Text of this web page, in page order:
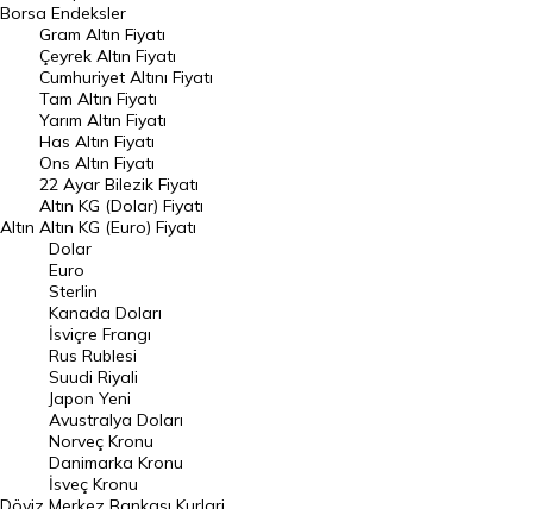
Raporlar
Endeksler
DÖVİZ
Döviz Kuru
Dolar Kuru
Euro Kuru
Pound Kuru
Frank Kuru
Riyal Kuru
Avustralya Doları
Danimarka Kronu Kuru
Kanada Doları Kuru
Borsa Endeksler
Altın
Gram Altın Fiyatı
Çeyrek Altın Fiyatı
Cumhuriyet Altını Fiyatı
Tam Altın Fiyatı
Yarım Altın Fiyatı
Has Altın Fiyatı
Ons Altın Fiyatı
22 Ayar Bilezik Fiyatı
Altın KG (Dolar) Fiyatı
Altın KG (Euro) Fiyatı
Dolar
Euro
Sterlin
Kanada Doları
İsviçre Frangı
Rus Rublesi
Suudi Riyali
Japon Yeni
Avustralya Doları
Norveç Kronu
Danimarka Kronu
İsveç Kronu